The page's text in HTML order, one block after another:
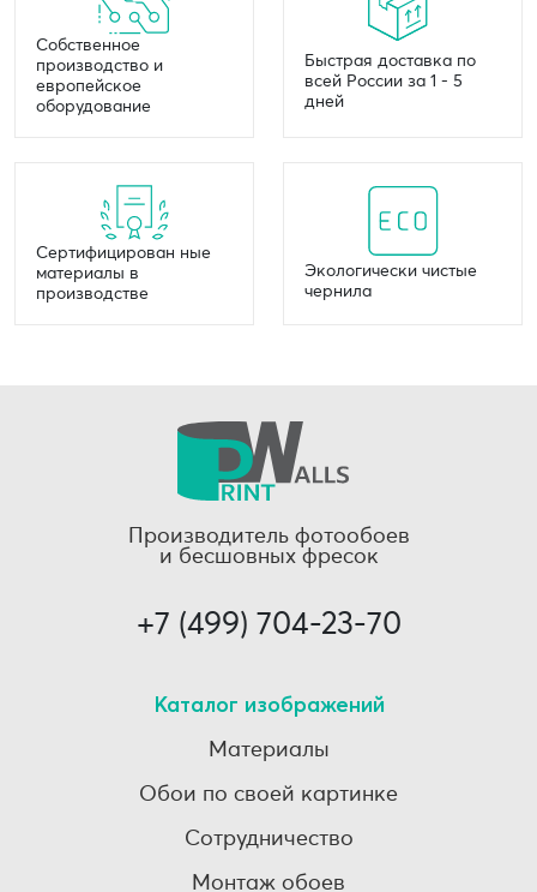
Собственное
производство и
европейское
оборудование
Быстрая доставка по
всей России за 1 - 5
дней
Сертифицирован ные
материалы в
производстве
Экологически чистые
чернила
Производитель фотообоев
и бесшовных фресок
+7 (499) 704-23-70
Каталог изображений
Материалы
Обои по своей картинке
Сотрудничество
Монтаж обоев